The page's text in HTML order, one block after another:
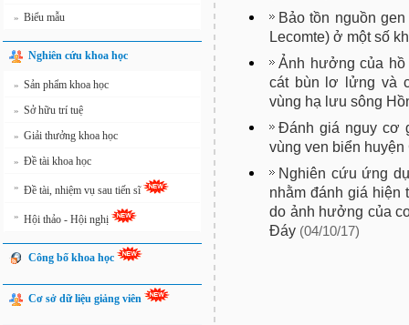
» Biểu mẫu
Nghiên cứu khoa học
» Sản phẩm khoa học
» Sở hữu trí tuệ
» Giải thưởng khoa học
» Đề tài khoa học
» Đề tài, nhiệm vụ sau tiến sĩ
» Hội thảo - Hội nghị
Công bố khoa học
Cơ sở dữ liệu giảng viên
Bảo tồn nguồn
Lecomte) ở một số
Ảnh hưởng của
cát bùn lơ lửng và
vùng hạ lưu sông
Đánh giá nguy cơ
vùng ven biển
Nghiên cứu ứng
nhằm đánh giá hiện
do ảnh hưởng của
Đáy (04/10/17)